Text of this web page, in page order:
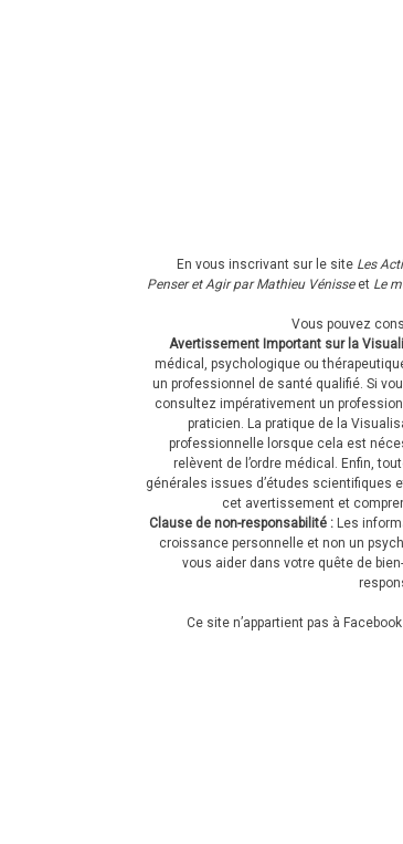
En vous inscrivant sur le site Les
Penser et Agir par Mathieu Vénisse et Le
Vous pouvez
Avertissement Important sur la
médical, psychologique ou
un professionnel de santé qualifié. Si
consultez impérativement un
praticien. La pratique de la
professionnelle lorsque cela est
relèvent de l’ordre médical. Enfin,
générales issues d’études scientifiques
cet avertissement et
Clause de non-responsabilité : Les
croissance personnelle et non un
vous aider dans votre quête de
Ce site n’appartient pas à